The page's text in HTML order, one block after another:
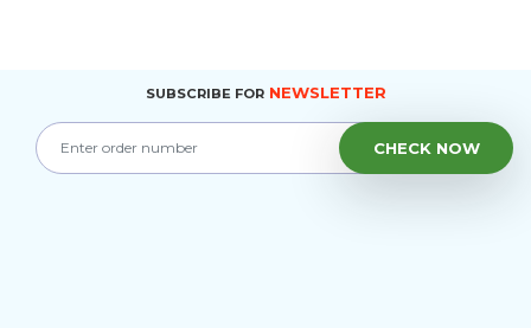
SUBSCRIBE FORNEWSLETTER